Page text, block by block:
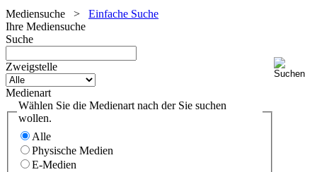
Mediensuche > Einfache Suche
Ihre Mediensuche
Suche
Zweigstelle
Medienart
Wählen Sie die Medienart nach der Sie suchen
wollen.
Alle
Physische Medien
E-Medien